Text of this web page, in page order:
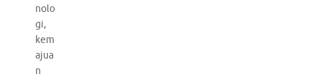
nolo
gi,
kem
ajua
n